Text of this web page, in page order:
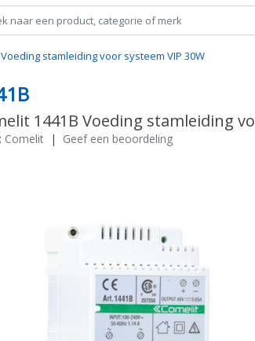
stamleiding voor systeem VIP 30W
1441B Voeding stamleiding
Comelit | Geef een beoordeling